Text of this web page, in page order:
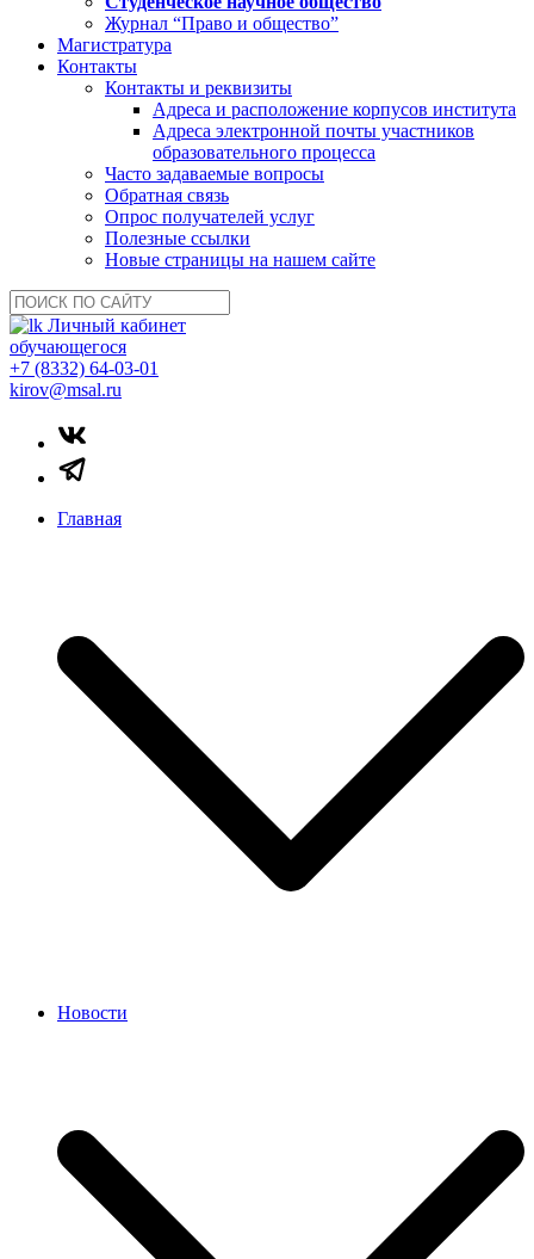
Журнал “Право и общество”
Магистратура
Контакты
Контакты и реквизиты
Адреса и расположение корпусов института
Адреса электронной почты участников
образовательного процесса
Часто задаваемые вопросы
Обратная связь
Опрос получателей услуг
Полезные ссылки
Новые страницы на нашем сайте
Личный кабинет
обучающегося
+7 (8332) 64-03-01
kirov@msal.ru
Главная
Новости